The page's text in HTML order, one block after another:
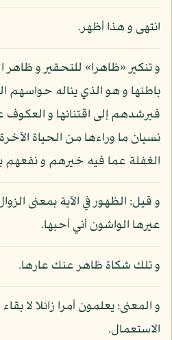
انتهى و هذا أظهر.
و تنكير «ظاهرا» للتحقير و ظاهر
باطنها و هو الذي يناله حواسهم
فيرشدهم إلى اقتنائها و العكوف
نسيان ما وراءها من الحياة
الغفلة عما فيه خيرهم و نفعهم
و قيل: الظهور في الآية بمعنى
عيرها الواشون أني أحبها.
و تلك شكاة ظاهر عنك عارها.
و المعنى: يعلمون أمرا زائلا لا
الاستعمال.